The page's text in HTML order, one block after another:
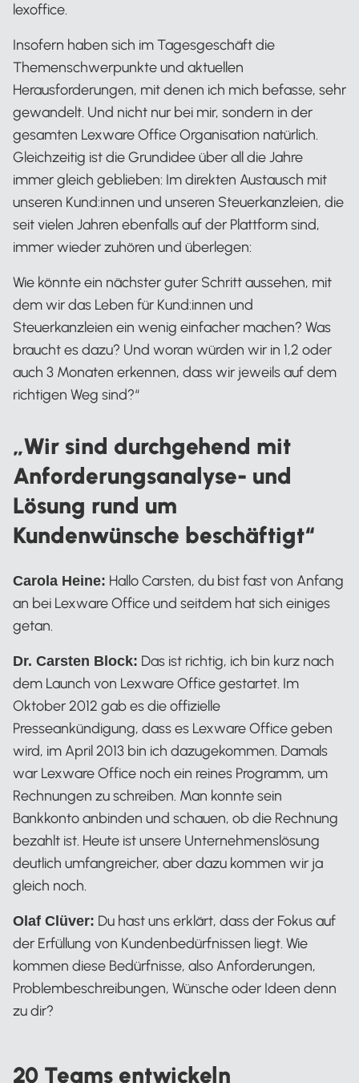
lexoffice.
Insofern haben sich im Tagesgeschäft die
Themenschwerpunkte und aktuellen
Herausforderungen, mit denen ich mich befasse, sehr
gewandelt. Und nicht nur bei mir, sondern in der
gesamten Lexware Office Organisation natürlich.
Gleichzeitig ist die Grundidee über all die Jahre
immer gleich geblieben: Im direkten Austausch mit
unseren Kund:innen und unseren Steuerkanzleien, die
seit vielen Jahren ebenfalls auf der Plattform sind,
immer wieder zuhören und überlegen:
Wie könnte ein nächster guter Schritt aussehen, mit
dem wir das Leben für Kund:innen und
Steuerkanzleien ein wenig einfacher machen? Was
braucht es dazu? Und woran würden wir in 1,2 oder
auch 3 Monaten erkennen, dass wir jeweils auf dem
richtigen Weg sind?“
„Wir sind durchgehend mit
Anforderungsanalyse- und
Lösung rund um
Kundenwünsche beschäftigt“
Carola Heine: Hallo Carsten, du bist fast von Anfang
an bei Lexware Office und seitdem hat sich einiges
getan.
Dr. Carsten Block: Das ist richtig, ich bin kurz nach
dem Launch von Lexware Office gestartet. Im
Oktober 2012 gab es die offizielle
Presseankündigung, dass es Lexware Office geben
wird, im April 2013 bin ich dazugekommen. Damals
war Lexware Office noch ein reines Programm, um
Rechnungen zu schreiben. Man konnte sein
Bankkonto anbinden und schauen, ob die Rechnung
bezahlt ist. Heute ist unsere Unternehmenslösung
deutlich umfangreicher, aber dazu kommen wir ja
gleich noch.
Olaf Clüver: Du hast uns erklärt, dass der Fokus auf
der Erfüllung von Kundenbedürfnissen liegt. Wie
kommen diese Bedürfnisse, also Anforderungen,
Problembeschreibungen, Wünsche oder Ideen denn
zu dir?
20 Teams entwickeln